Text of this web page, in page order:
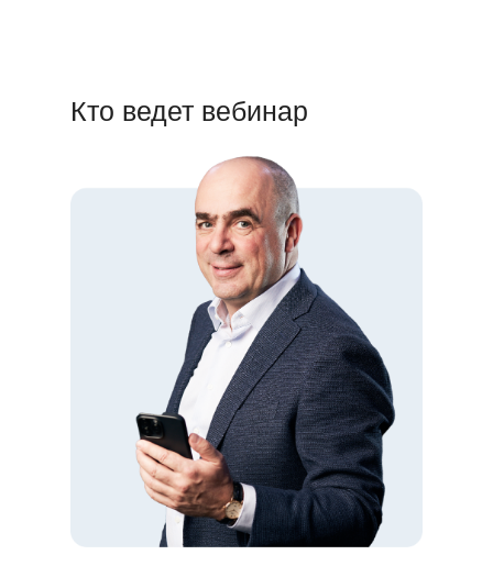
Кто ведет вебинар